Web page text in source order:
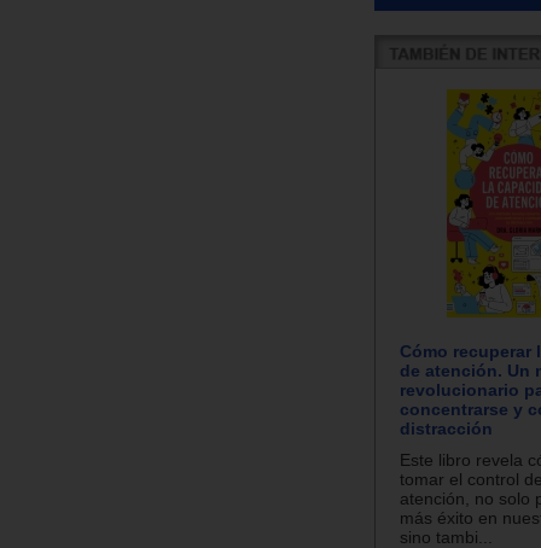
Cómo recuperar
de atención. Un
revolucionario
concentrarse y
distracción
Este libro revela
tomar el control
atención, no solo
más éxito en
sino tambi...